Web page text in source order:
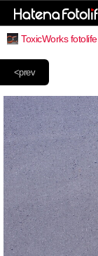
ToxicWorks fotolife
<prev